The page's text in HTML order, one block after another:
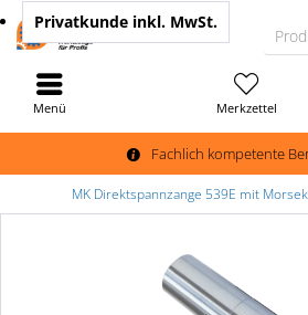
Fachlich kompetente
Merkzettel
Privatkunde inkl. MwSt.
Menü
MK Direktspannzange 539E mit